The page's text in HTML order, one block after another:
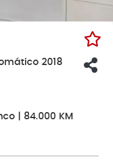
2018
| 84.000 KM